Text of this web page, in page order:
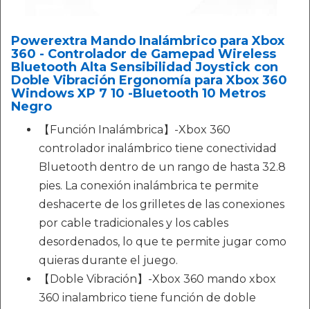
Powerextra Mando Inalámbrico para Xbox
360 - Controlador de Gamepad Wireless
Bluetooth Alta Sensibilidad Joystick con
Doble Vibración Ergonomía para Xbox 360
Windows XP 7 10 -Bluetooth 10 Metros
Negro
【Función Inalámbrica】-Xbox 360
controlador inalámbrico tiene conectividad
Bluetooth dentro de un rango de hasta 32.8
pies. La conexión inalámbrica te permite
deshacerte de los grilletes de las conexiones
por cable tradicionales y los cables
desordenados, lo que te permite jugar como
quieras durante el juego.
【Doble Vibración】-Xbox 360 mando xbox
360 inalambrico tiene función de doble